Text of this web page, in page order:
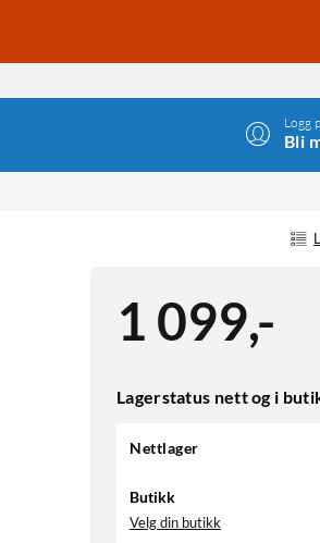
Logg
Bli
1 099,-
Lagerstatus nett og i
Nettlager
Butikk
Velg din butikk